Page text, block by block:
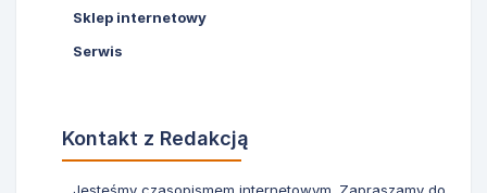
Sklep internetowy
Serwis
Kontakt z Redakcją